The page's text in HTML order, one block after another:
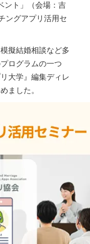
ント」（会場：吉
ングアプリ活用セ
擬結婚相談など多
ログラムの一つ
大学』編集ディレ
ました。